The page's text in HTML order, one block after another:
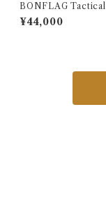
BONFLAG
2P
¥44,000